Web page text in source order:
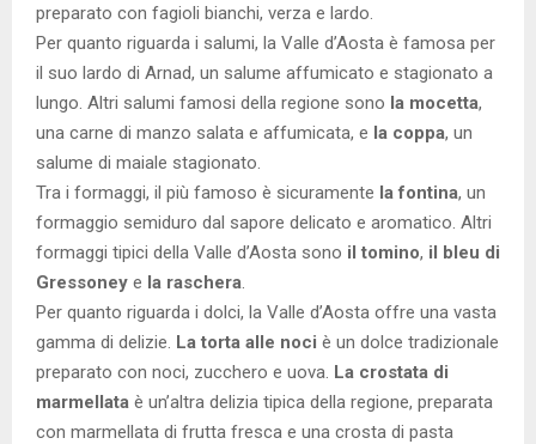
preparato con fagioli bianchi, verza e lardo.
Per quanto riguarda i salumi, la Valle d’Aosta è famosa per
il suo lardo di Arnad, un salume affumicato e stagionato a
lungo. Altri salumi famosi della regione sono la mocetta,
una carne di manzo salata e affumicata, e la coppa, un
salume di maiale stagionato.
Tra i formaggi, il più famoso è sicuramente la fontina, un
formaggio semiduro dal sapore delicato e aromatico. Altri
formaggi tipici della Valle d’Aosta sono il tomino, il bleu di
Gressoney e la raschera.
Per quanto riguarda i dolci, la Valle d’Aosta offre una vasta
gamma di delizie. La torta alle noci è un dolce tradizionale
preparato con noci, zucchero e uova. La crostata di
marmellata è un’altra delizia tipica della regione, preparata
con marmellata di frutta fresca e una crosta di pasta